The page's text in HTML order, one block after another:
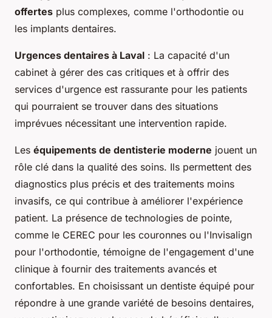
offertes plus complexes, comme l'orthodontie ou
les implants dentaires.
Urgences dentaires à Laval : La capacité d'un
cabinet à gérer des cas critiques et à offrir des
services d'urgence est rassurante pour les patients
qui pourraient se trouver dans des situations
imprévues nécessitant une intervention rapide.
Les équipements de dentisterie moderne jouent un
rôle clé dans la qualité des soins. Ils permettent des
diagnostics plus précis et des traitements moins
invasifs, ce qui contribue à améliorer l'expérience
patient. La présence de technologies de pointe,
comme le CEREC pour les couronnes ou l'Invisalign
pour l'orthodontie, témoigne de l'engagement d'une
clinique à fournir des traitements avancés et
confortables. En choisissant un dentiste équipé pour
répondre à une grande variété de besoins dentaires,